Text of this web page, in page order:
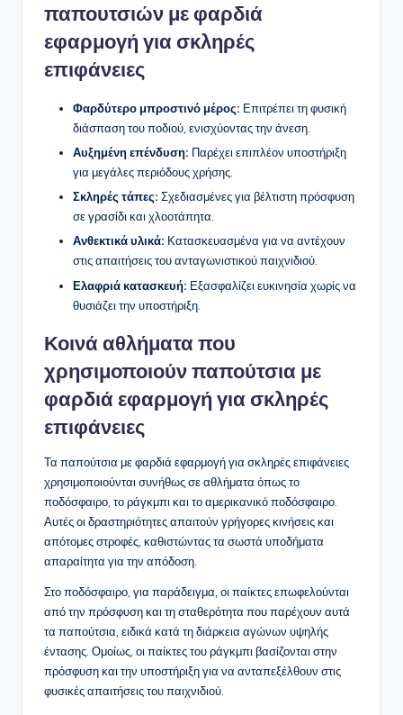
παπουτσιών με φαρδιά
εφαρμογή για σκληρές
επιφάνειες
Φαρδύτερο μπροστινό μέρος: Επιτρέπει τη φυσική
διάσπαση του ποδιού, ενισχύοντας την άνεση.
Αυξημένη επένδυση: Παρέχει επιπλέον υποστήριξη
για μεγάλες περιόδους χρήσης.
Σκληρές τάπες: Σχεδιασμένες για βέλτιστη πρόσφυση
σε γρασίδι και χλοοτάπητα.
Ανθεκτικά υλικά: Κατασκευασμένα για να αντέχουν
στις απαιτήσεις του ανταγωνιστικού παιχνιδιού.
Ελαφριά κατασκευή: Εξασφαλίζει ευκινησία χωρίς να
θυσιάζει την υποστήριξη.
Κοινά αθλήματα που
χρησιμοποιούν παπούτσια με
φαρδιά εφαρμογή για σκληρές
επιφάνειες
Τα παπούτσια με φαρδιά εφαρμογή για σκληρές επιφάνειες
χρησιμοποιούνται συνήθως σε αθλήματα όπως το
ποδόσφαιρο, το ράγκμπι και το αμερικανικό ποδόσφαιρο.
Αυτές οι δραστηριότητες απαιτούν γρήγορες κινήσεις και
απότομες στροφές, καθιστώντας τα σωστά υποδήματα
απαραίτητα για την απόδοση.
Στο ποδόσφαιρο, για παράδειγμα, οι παίκτες επωφελούνται
από την πρόσφυση και τη σταθερότητα που παρέχουν αυτά
τα παπούτσια, ειδικά κατά τη διάρκεια αγώνων υψηλής
έντασης. Ομοίως, οι παίκτες του ράγκμπι βασίζονται στην
πρόσφυση και την υποστήριξη για να ανταπεξέλθουν στις
φυσικές απαιτήσεις του παιχνιδιού.